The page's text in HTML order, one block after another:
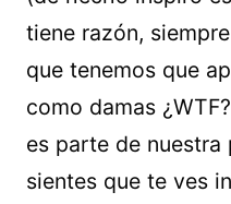
tiene razón,
que tenemos que
como damas
es parte de nuestra
sientes que te ves